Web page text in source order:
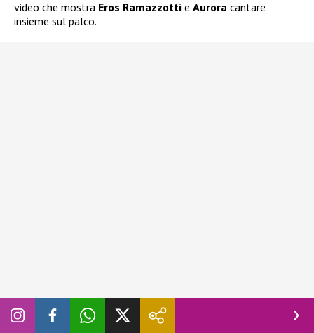
video che mostra Eros Ramazzotti e Aurora cantare
insieme sul palco.